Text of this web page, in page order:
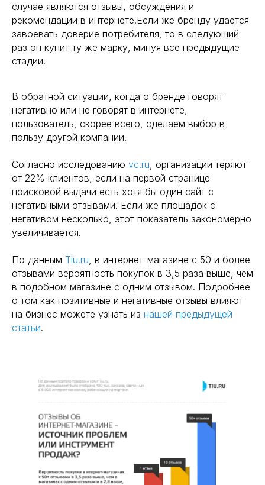
случае являются отзывы, обсуждения и
рекомендации в интернете.Если же бренду удается
завоевать доверие потребителя, то в следующий
раз он купит ту же марку, минуя все предыдущие
стадии.
В обратной ситуации, когда о бренде говорят
негативно или не говорят в интернете,
пользователь, скорее всего, сделаем выбор в
пользу другой компании.
Согласно исследованию vc.ru, организации теряют
от 22% клиентов, если на первой странице
поисковой выдачи есть хотя бы один сайт с
негативными отзывами. Если же площадок с
негативом несколько, этот показатель закономерно
увеличивается.
По данным Tiu.ru, в интернет-магазине с 50 и более
отзывами вероятность покупок в 3,5 раза выше, чем
в подобном магазине с одним отзывом. Подробнее
о том как позитивные и негативные отзывы влияют
на бизнес можете узнать из нашей предыдущей
статьи.